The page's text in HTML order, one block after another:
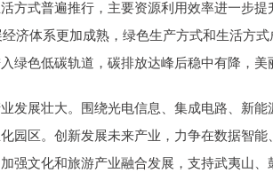
方式普遍推行，主要资源利用效率进一步
济体系更加成熟，绿色生产方式和生活方
色低碳轨道，碳排放达峰后稳中有降，美
展壮大。围绕光电信息、集成电路、新能
园区。创新发展未来产业，力争在数据智
强文化和旅游产业融合发展，支持武夷山